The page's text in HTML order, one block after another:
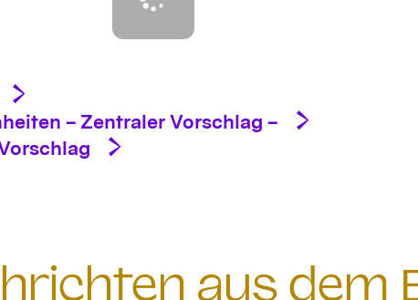
– Zentraler Vorschlag –
aus dem